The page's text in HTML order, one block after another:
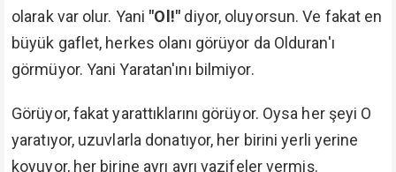
olarak var olur. Yani "Ol!" diyor, oluyorsun. Ve fakat en
büyük gaflet, herkes olanı görüyor da Olduran'ı
görmüyor. Yani Yaratan'ını bilmiyor.
Görüyor, fakat yarattıklarını görüyor. Oysa her şeyi O
yaratıyor, uzuvlarla donatıyor, her birini yerli yerine
koyuyor, her birine ayrı ayrı vazifeler vermiş.